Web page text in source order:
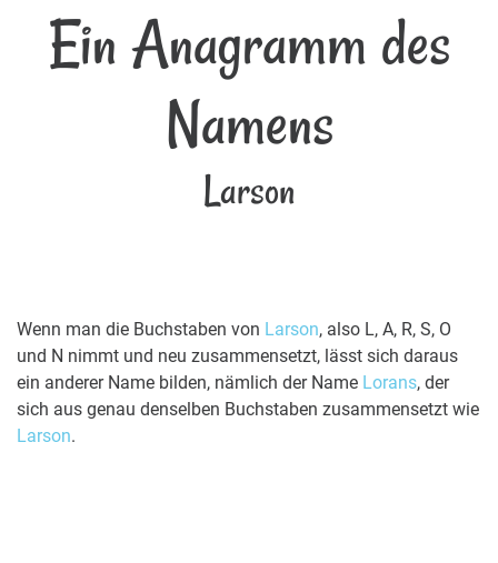
Ein Anagramm des
Namens
Larson
Wenn man die Buchstaben von Larson, also L, A, R, S, O
und N nimmt und neu zusammensetzt, lässt sich daraus
ein anderer Name bilden, nämlich der Name Lorans, der
sich aus genau denselben Buchstaben zusammensetzt wie
Larson.